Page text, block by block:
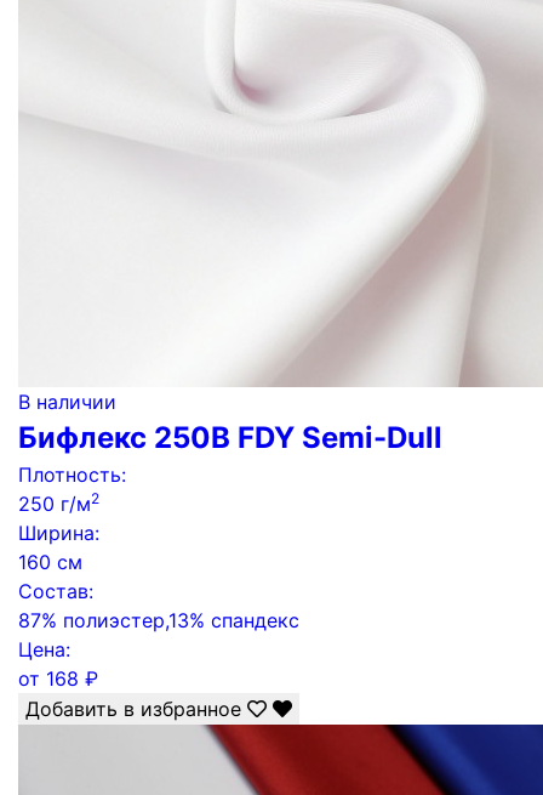
В наличии
Бифлекс 250B FDY Semi-Dull
Плотность:
250 г/м2
Ширина:
160 см
Состав:
87% полиэстер,13% спандекс
Цена:
от 168 ₽
Добавить в избранное